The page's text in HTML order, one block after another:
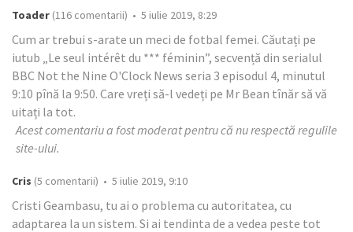
Toader (116 comentarii) • 5 iulie 2019, 8:29
Cum ar trebui s-arate un meci de fotbal femei. Căutați pe
iutub „Le seul intérêt du *** féminin”, secvență din serialul
BBC Not the Nine O'Clock News seria 3 episodul 4, minutul
9:10 pînă la 9:50. Care vreți să-l vedeți pe Mr Bean tînăr să vă
uitați la tot.
Acest comentariu a fost moderat pentru că nu respectă regulile
site-ului.
Cris (5 comentarii) • 5 iulie 2019, 9:10
Cristi Geambasu, tu ai o problema cu autoritatea, cu
adaptarea la un sistem. Si ai tendinta de a vedea peste tot